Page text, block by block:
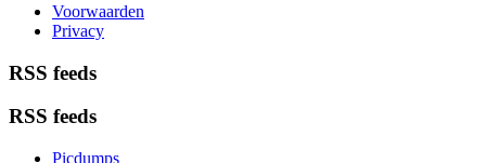
Voorwaarden
Privacy
RSS feeds
RSS feeds
Picdumps